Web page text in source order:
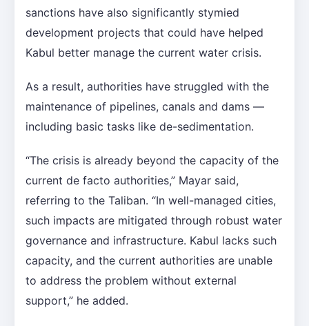
sanctions have also significantly stymied
development projects that could have helped
Kabul better manage the current water crisis.
As a result, authorities have struggled with the
maintenance of pipelines, canals and dams —
including basic tasks like de-sedimentation.
“The crisis is already beyond the capacity of the
current de facto authorities,” Mayar said,
referring to the Taliban. “In well-managed cities,
such impacts are mitigated through robust water
governance and infrastructure. Kabul lacks such
capacity, and the current authorities are unable
to address the problem without external
support,” he added.